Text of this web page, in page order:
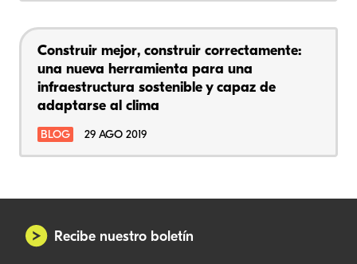
Construir mejor, construir correctamente:
una nueva herramienta para una
infraestructura sostenible y capaz de
adaptarse al clima
BLOG 29 AGO 2019
Recibe nuestro boletín